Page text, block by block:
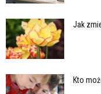
Jak
Kto